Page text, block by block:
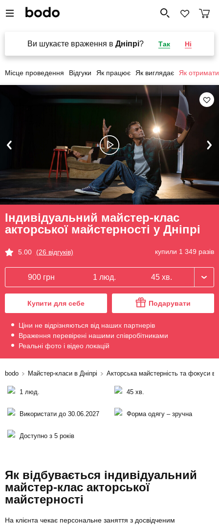
Ви шукаєте враження в Дніпрі? Так Ні
Місце проведення Відгуки Як працює Як виглядає Як отримати
Індивідуальний майстер-клас
акторської майстерності у Дніпрі
5.00 (26 відгуків) купили 1 349 разів
900 грн 1 люд. 45 хв.
Купити для себе Подарувати
Ціни не відрізняються від наших партнерів
Враження перевірені нашими співробітниками
Реальні фото і відео локацій
bodo Майстер-класи в Дніпрі Акторська майстерність та фокуси в
1 люд. 45 хв.
Використати до 30.06.2027 Форма одягу – зручна
Доступно з 5 років
Як відбувається індивідуальний
майстер-клас акторської
майстерності
На клієнта чекає персональне заняття з досвідченим